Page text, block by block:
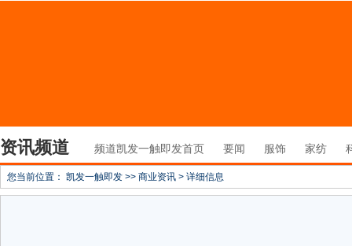
资讯频道 频道凯发一触即发首页 要闻 服饰 家纺
您当前位置： 凯发一触即发 >> 商业资讯 > 详细信息